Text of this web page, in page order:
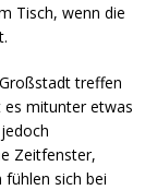
Tisch, wenn die
treffen
mitunter etwas
Zeitfenster,
fühlen sich bei